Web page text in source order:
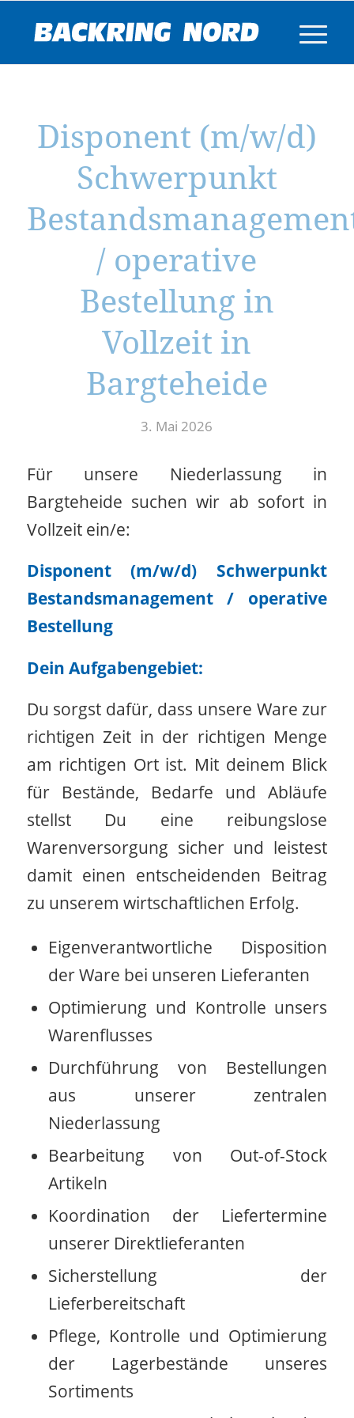
Disponent (m/w/d)
Schwerpunkt
/ operative
Bestellung in
Vollzeit in
Bargteheide
3. Mai 2026
Für unsere Niederlassung in
Bargteheide suchen wir ab sofort in
Vollzeit ein/e:
Disponent (m/w/d) Schwerpunkt
Bestandsmanagement / operative
Bestellung
Dein Aufgabengebiet:
Du sorgst dafür, dass unsere Ware zur
richtigen Zeit in der richtigen Menge
am richtigen Ort ist. Mit deinem Blick
für Bestände, Bedarfe und Abläufe
stellst Du eine reibungslose
Warenversorgung sicher und leistest
damit einen entscheidenden Beitrag
zu unserem wirtschaftlichen Erfolg.
Eigenverantwortliche Disposition
der Ware bei unseren Lieferanten
Optimierung und Kontrolle unsers
Warenflusses
Durchführung von Bestellungen
aus unserer zentralen
Niederlassung
Bearbeitung von Out-of-Stock
Artikeln
Koordination der Liefertermine
unserer Direktlieferanten
Sicherstellung der
Lieferbereitschaft
Pflege, Kontrolle und Optimierung
der Lagerbestände unseres
Sortiments